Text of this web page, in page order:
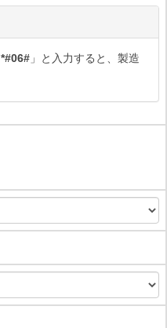
*#06# 」と入力すると、製造